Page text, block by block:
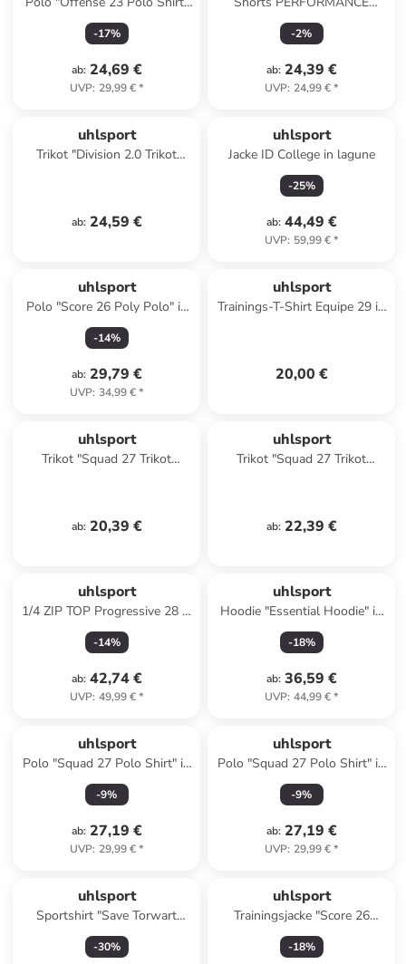
in Rot
-17%
ab: 24,69 €
UVP: 29,99 €*
SHORTS Kids in rot/weiß
-2%
ab: 24,39 €
UVP: 24,99 €*
uhlsport
Trikot "Division 2.0 Trikot
ab: 24,59 €
uhlsport
Jacke ID College in lagune
-25%
ab: 44,49 €
UVP: 59,99 €*
uhlsport
Polo "Score 26 Poly Polo" in
Schwarz
-14%
ab: 29,79 €
UVP: 34,99 €*
uhlsport
Trainings-T-Shirt Equipe 29 in
20,00 €
uhlsport
Trikot "Squad 27 Trikot
ab: 20,39 €
uhlsport
Trikot "Squad 27 Trikot
ab: 22,39 €
uhlsport
1/4 ZIP TOP Progressive 28 in
schwarz
-14%
ab: 42,74 €
UVP: 49,99 €*
uhlsport
Hoodie "Essential Hoodie" in
Blau
-18%
ab: 36,59 €
UVP: 44,99 €*
uhlsport
Polo "Squad 27 Polo Shirt" in
Schwarz
-9%
ab: 27,19 €
UVP: 29,99 €*
uhlsport
Polo "Squad 27 Polo Shirt" in
Schwarz
-9%
ab: 27,19 €
UVP: 29,99 €*
uhlsport
Sportshirt "Save Torwart
Shirt" in Blau
-30%
uhlsport
Trainingsjacke "Score 26
Classic Jacke" in Rot
-18%